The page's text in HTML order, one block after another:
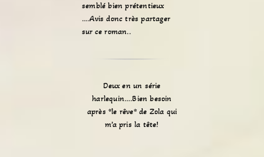
semblé bien prétentieux
….Avis donc très partager
sur ce roman..
Deux en un série
harlequin….Bien besoin
après *le rêve* de Zola qui
m’a pris la tête!